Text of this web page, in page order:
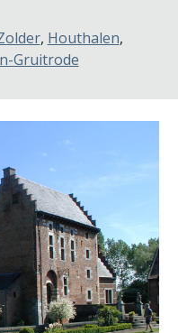
, Houthalen,
Gruitrode